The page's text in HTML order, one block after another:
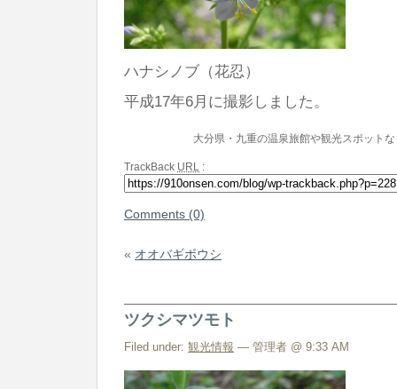
ハナシノブ（花忍）
平成17年6月に撮影しました。
大分県・九重の温泉旅館や観光スポット
TrackBack URL :
Comments (0)
« オオバギボウシ
ツクシマツモト
Filed under: 観光情報 — 管理者 @ 9:33 AM